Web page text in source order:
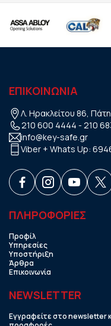
ΕΠΙΚΟΙΝΩΝΙΑ
Λ. Ηρακλείτου 86,
210 600 4444 - 210
info@key-safe.gr
Viber + Whats Up:
ΠΛΗΡΟΦΟΡΙΕΣ
Προφίλ
Υπηρεσίες
Υποστήριξη
Άρθρα
Επικοινωνία
NEWSLETTER
Εγγραφείτε στο newsletter